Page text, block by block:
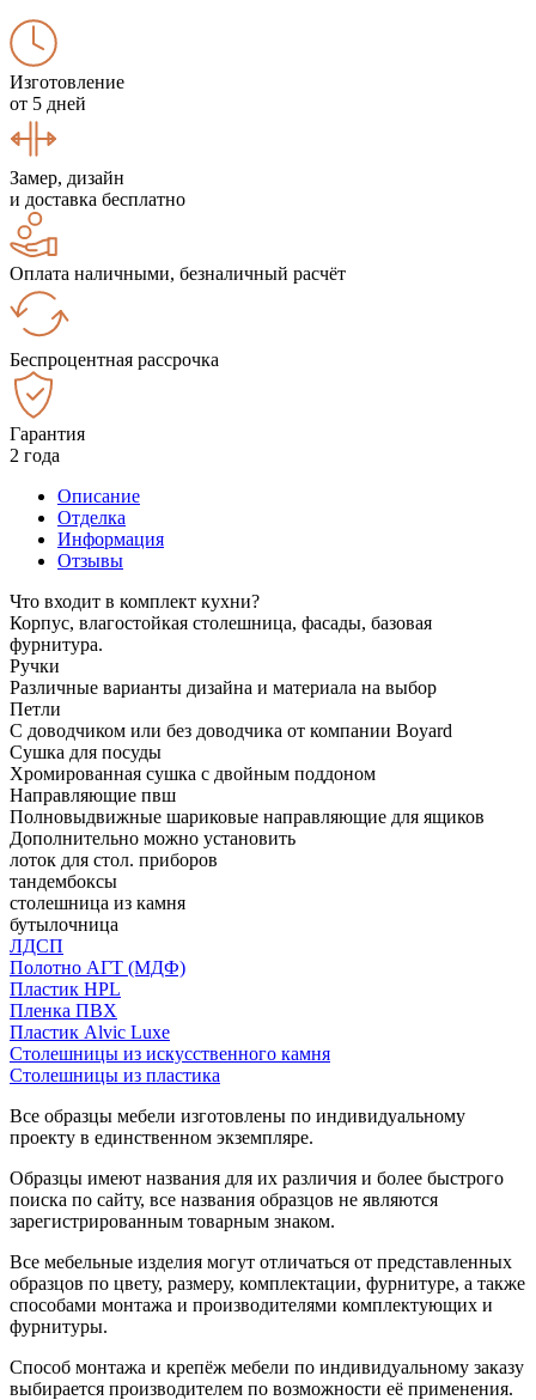
Изготовление
от 5 дней
Замер, дизайн
и доставка бесплатно
Оплата наличными, безналичный расчёт
Беспроцентная рассрочка
Гарантия
2 года
Описание
Отделка
Информация
Отзывы
Что входит в комплект кухни?
Корпус, влагостойкая столешница, фасады, базовая
фурнитура.
Ручки
Различные варианты дизайна и материала на выбор
Петли
С доводчиком или без доводчика от компании Boyard
Сушка для посуды
Хромированная сушка с двойным поддоном
Направляющие пвш
Полновыдвижные шариковые направляющие для ящиков
Дополнительно можно установить
лоток для стол. приборов
тандембоксы
столешница из камня
бутылочница
ЛДСП
Полотно АГТ (МДФ)
Пластик HPL
Пленка ПВХ
Пластик Alvic Luxe
Столешницы из искусственного камня
Столешницы из пластика
Все образцы мебели изготовлены по индивидуальному
проекту в единственном экземпляре.
Образцы имеют названия для их различия и более быстрого
поиска по сайту, все названия образцов не являются
зарегистрированным товарным знаком.
Все мебельные изделия могут отличаться от представленных
образцов по цвету, размеру, комплектации, фурнитуре, а также
способами монтажа и производителями комплектующих и
фурнитуры.
Способ монтажа и крепёж мебели по индивидуальному заказу
выбирается производителем по возможности её применения.